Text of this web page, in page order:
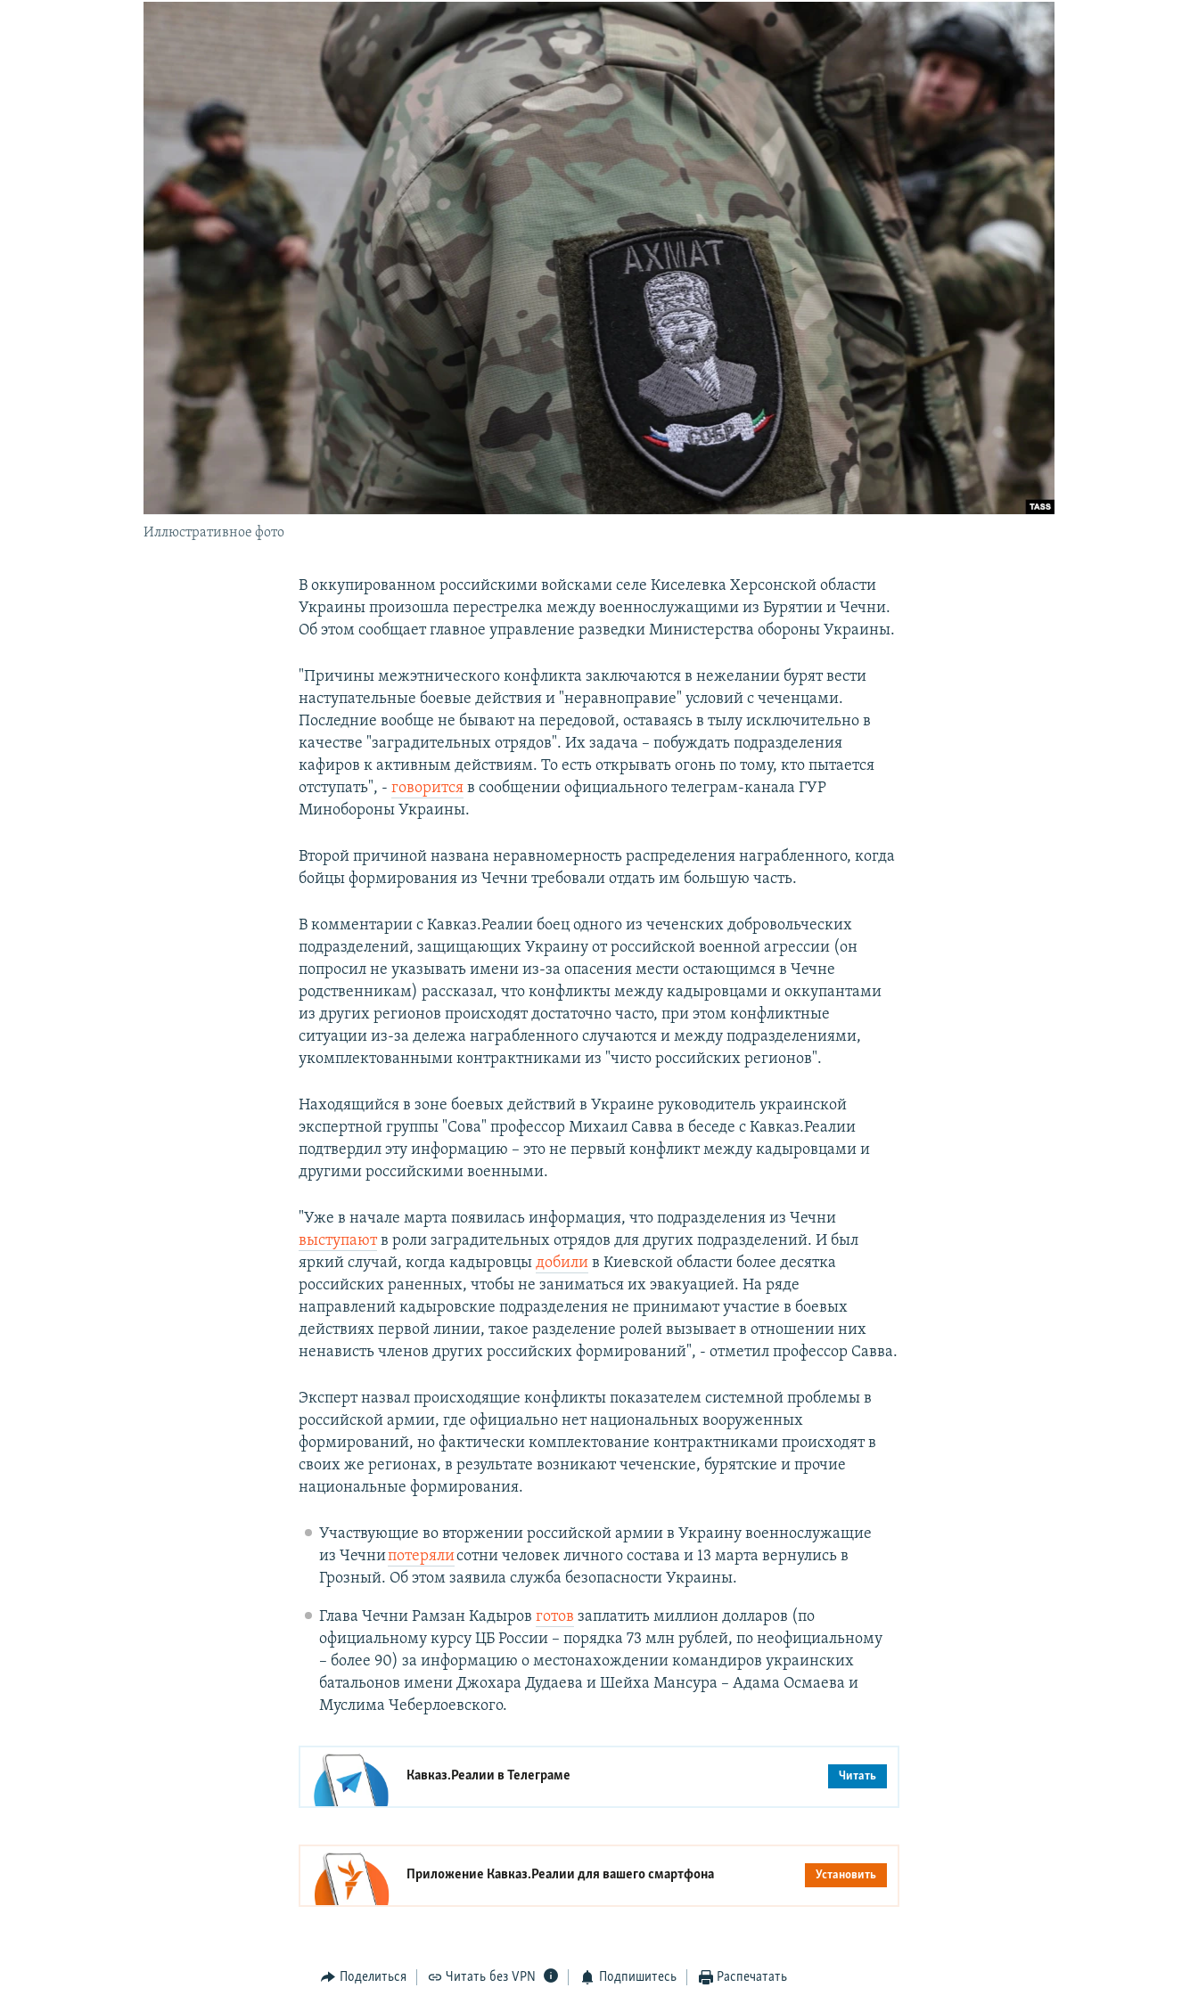
Иллюстративное фото
В оккупированном российскими войсками селе Киселевка Херсонской области
Украины произошла перестрелка между военнослужащими из Бурятии и Чечни.
Об этом сообщает главное управление разведки Министерства обороны Украины.
"Причины межэтнического конфликта заключаются в нежелании бурят вести
наступательные боевые действия и "неравноправие" условий с чеченцами.
Последние вообще не бывают на передовой, оставаясь в тылу исключительно в
качестве "заградительных отрядов". Их задача – побуждать подразделения
кафиров к активным действиям. То есть открывать огонь по тому, кто пытается
отступать", -говорится в сообщении официального телеграм-канала ГУР
Минобороны Украины.
Второй причиной названа неравномерность распределения награбленного, когда
бойцы формирования из Чечни требовали отдать им большую часть.
В комментарии с Кавказ.Реалии боец одного из чеченских добровольческих
подразделений, защищающих Украину от российской военной агрессии (он
попросил не указывать имени из-за опасения мести остающимся в Чечне
родственникам) рассказал, что конфликты между кадыровцами и оккупантами
из других регионов происходят достаточно часто, при этом конфликтные
ситуации из-за дележа награбленного случаются и между подразделениями,
укомплектованными контрактниками из "чисто российских регионов".
Находящийся в зоне боевых действий в Украине руководитель украинской
экспертной группы "Сова" профессор Михаил Савва в беседе с Кавказ.Реалии
подтвердил эту информацию – это не первый конфликт между кадыровцами и
другими российскими военными.
"Уже в начале марта появилась информация, что подразделения из Чечни
выступаютв роли заградительных отрядов для других подразделений. И был
яркий случай, когда кадыровцыдобили в Киевской области более десятка
российских раненных, чтобы не заниматься их эвакуацией. На ряде
направлений кадыровские подразделения не принимают участие в боевых
действиях первой линии, такое разделение ролей вызывает в отношении них
ненависть членов других российских формирований", - отметил профессор Савва.
Эксперт назвал происходящие конфликты показателем системной проблемы в
российской армии, где официально нет национальных вооруженных
формирований, но фактически комплектование контрактниками происходят в
своих же регионах, в результате возникают чеченские, бурятские и прочие
национальные формирования.
Участвующие во вторжении российской армии в Украину военнослужащие
из Чечнипотерялисотни человек личного состава и 13 марта вернулись в
Грозный. Об этом заявила служба безопасности Украины.
Глава Чечни Рамзан Кадыров готов заплатить миллион долларов (по
официальному курсу ЦБ России – порядка 73 млн рублей, по неофициальному
– более 90) за информацию о местонахождении командиров украинских
батальонов имени Джохара Дудаева и Шейха Мансура – Адама Осмаева и
Муслима Чеберлоевского.
Кавказ.Реалии вТелеграме Читать
Приложение Кавказ.Реалии для вашего смартфона Установить
Поделиться Читать без VPN Подпишитесь Распечатать